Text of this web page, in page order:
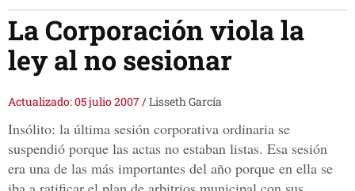
La Corporación viola la
ley al no sesionar
Actualizado: 05 julio 2007/Lisseth García
Insólito: la última sesión corporativa ordinaria se
suspendió porque las actas no estaban listas. Esa sesión
era una de las más importantes del año porque en ella se